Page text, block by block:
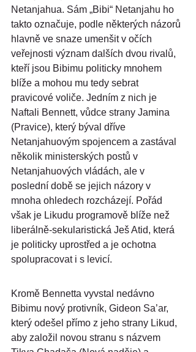
Netanjahua. Sám „Bibi“ Netanjahu ho
takto označuje, podle některých názorů
hlavně ve snaze umenšit v očích
veřejnosti význam dalších dvou rivalů,
kteří jsou Bibimu politicky mnohem
blíže a mohou mu tedy sebrat
pravicové voliče. Jedním z nich je
Naftali Bennett, vůdce strany Jamina
(Pravice), který býval dříve
Netanjahuovým spojencem a zastával
několik ministerských postů v
Netanjahuových vládách, ale v
poslední době se jejich názory v
mnoha ohledech rozcházejí. Pořád
však je Likudu programově blíže než
liberálně-sekularistická Ješ Atid, která
je politicky uprostřed a je ochotna
spolupracovat i s levicí.
Kromě Bennetta vyvstal nedávno
Bibimu nový protivník, Gideon Sa’ar,
který odešel přímo z jeho strany Likud,
aby založil novou stranu s názvem